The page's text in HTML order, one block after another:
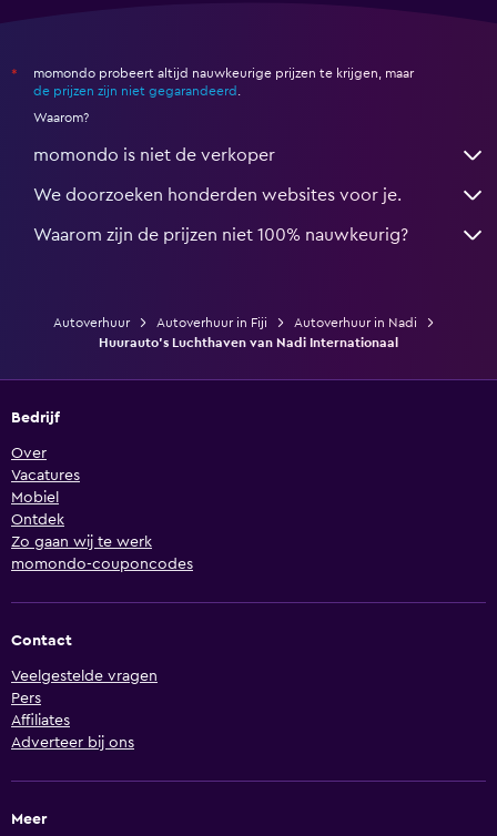
*
momondo probeert altijd nauwkeurige prijzen te krijgen, maar
de prijzen zijn niet gegarandeerd .
Waarom?
momondo is niet de verkoper
We doorzoeken honderden websites voor je.
Waarom zijn de prijzen niet 100% nauwkeurig?
Autoverhuur Autoverhuur in Fiji
Autoverhuur in Nadi
Huurauto's Luchthaven van Nadi Internationaal
Bedrijf
Over
Vacatures
Mobiel
Ontdek
Zo gaan wij te werk
momondo-couponcodes
Contact
Veelgestelde vragen
Pers
Affiliates
Adverteer bij ons
Meer